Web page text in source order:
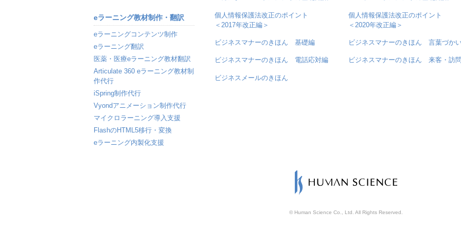
eラーニング教材制作・翻訳
eラーニングコンテンツ制作
eラーニング翻訳
医薬・医療eラーニング教材翻訳
Articulate 360 eラーニング教材制
作代行
iSpring制作代行
Vyondアニメーション制作代行
マイクロラーニング導入支援
FlashのHTML5移行・変換
eラーニング内製化支援
個人情報保護法改正のポイント
＜2017年改正編＞
個人情報保護法改正のポイント
＜2020年改正編＞
ビジネスマナーのきほん 基礎編 ビジネスマナーのきほん 言葉づか
ビジネスマナーのきほん 電話応対編 ビジネスマナーのきほん 来客・訪
ビジネスメールのきほん
© Human Science Co., Ltd. All Rights Reserved.